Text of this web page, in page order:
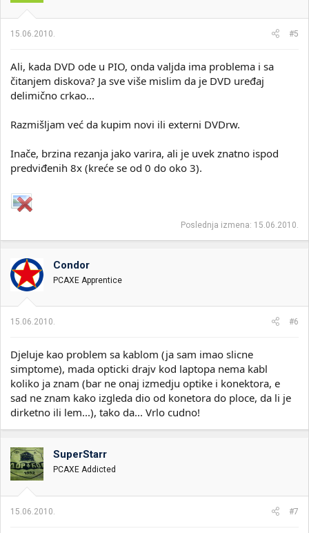
15.06.2010. #5
Ali, kada DVD ode u PIO, onda valjda ima problema i sa
čitanjem diskova? Ja sve više mislim da je DVD uređaj
delimično crkao...
Razmišljam već da kupim novi ili externi DVDrw.
Inače, brzina rezanja jako varira, ali je uvek znatno ispod
predviđenih 8x (kreće se od 0 do oko 3).
Poslednja izmena: 15.06.2010.
Condor
PCAXE Apprentice
15.06.2010. #6
Djeluje kao problem sa kablom (ja sam imao slicne
simptome), mada opticki drajv kod laptopa nema kabl
koliko ja znam (bar ne onaj izmedju optike i konektora, e
sad ne znam kako izgleda dio od konetora do ploce, da li je
dirketno ili lem...), tako da... Vrlo cudno!
SuperStarr
PCAXE Addicted
15.06.2010. #7